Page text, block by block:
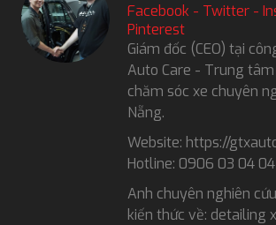
Facebook - Twitter -
Pinterest
Giám đốc (CEO) tại
Auto Care - Trung
chăm sóc xe chuyên
Nẵng.
Website: https://
Hotline: 0906 03 04 04
Anh chuyên nghiên
kiến thức về: detailing